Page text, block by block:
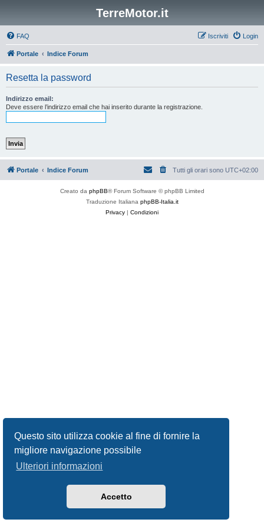
Questo sito utilizza cookie al fine di fornire la
migliore navigazione possibile
Ulteriori informazioni
Accetto
TerreMotor.it
FAQ Login
Iscriviti
Portale Indice Forum
Resetta la password
Indirizzo email:
Deve essere l’indirizzo email che hai inserito durante la registrazione.
Portale Indice Forum Tutti gli orari sono UTC+02:00
Creato da phpBB® Forum Software © phpBB Limited
Traduzione Italiana phpBB-Italia.it
Privacy | Condizioni